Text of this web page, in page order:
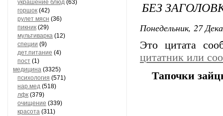
украшение блюд (63)
горшок (42)
рулет мясн (36)
пикник (29)
мультиварка (12)
специи (9)
дет.питание (4)
пост (1)
медицина (3325)
психология (571)
нар.мед (518)
лфк (379)
очищение (339)
красота (311)
БЕЗ
Понедельник, 27
Это цитата
цитатник или
Тапочки